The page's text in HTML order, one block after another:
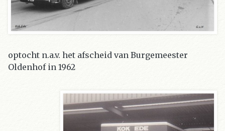
optocht n.a.v. het afscheid van Burgemeester
Oldenhof in 1962